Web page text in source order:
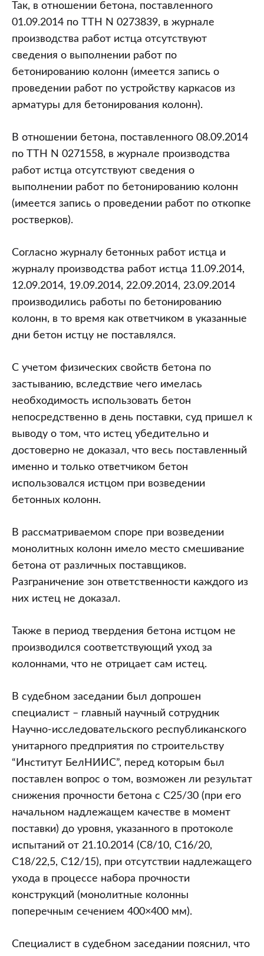
Так, в отношении бетона, поставленного
01.09.2014 по ТТН N 0273839, в журнале
производства работ истца отсутствуют
сведения о выполнении работ по
бетонированию колонн (имеется запись о
проведении работ по устройству каркасов из
арматуры для бетонирования колонн).
В отношении бетона, поставленного 08.09.2014
по ТТН N 0271558, в журнале производства
работ истца отсутствуют сведения о
выполнении работ по бетонированию колонн
(имеется запись о проведении работ по откопке
ростверков).
Согласно журналу бетонных работ истца и
журналу производства работ истца 11.09.2014,
12.09.2014, 19.09.2014, 22.09.2014, 23.09.2014
производились работы по бетонированию
колонн, в то время как ответчиком в указанные
дни бетон истцу не поставлялся.
С учетом физических свойств бетона по
застыванию, вследствие чего имелась
необходимость использовать бетон
непосредственно в день поставки, суд пришел к
выводу о том, что истец убедительно и
достоверно не доказал, что весь поставленный
именно и только ответчиком бетон
использовался истцом при возведении
бетонных колонн.
В рассматриваемом споре при возведении
монолитных колонн имело место смешивание
бетона от различных поставщиков.
Разграничение зон ответственности каждого из
них истец не доказал.
Также в период твердения бетона истцом не
производился соответствующий уход за
колоннами, что не отрицает сам истец.
В судебном заседании был допрошен
специалист – главный научный сотрудник
Научно-исследовательского республиканского
унитарного предприятия по строительству
“Институт БелНИИС”, перед которым был
поставлен вопрос о том, возможен ли результат
снижения прочности бетона с С25/30 (при его
начальном надлежащем качестве в момент
поставки) до уровня, указанного в протоколе
испытаний от 21.10.2014 (С8/10, С16/20,
С18/22,5, С12/15), при отсутствии надлежащего
ухода в процессе набора прочности
конструкций (монолитные колонны
поперечным сечением 400×400 мм).
Специалист в судебном заседании пояснил, что